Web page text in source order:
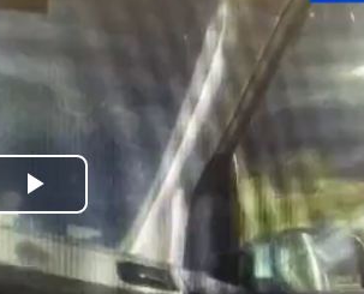
Odtwórz
wideo